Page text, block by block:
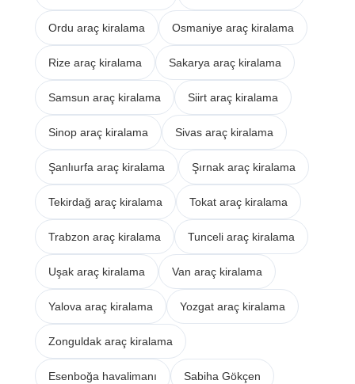
Ordu araç kiralama Osmaniye araç kiralama
Rize araç kiralama Sakarya araç kiralama
Samsun araç kiralama Siirt araç kiralama
Sinop araç kiralama Sivas araç kiralama
Şanlıurfa araç kiralama Şırnak araç kiralama
Tekirdağ araç kiralama Tokat araç kiralama
Trabzon araç kiralama Tunceli araç kiralama
Uşak araç kiralama Van araç kiralama
Yalova araç kiralama Yozgat araç kiralama
Zonguldak araç kiralama
Esenboğa havalimanı Sabiha Gökçen